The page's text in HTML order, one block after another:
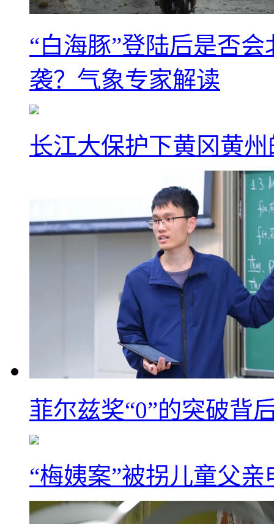
“白海豚”登陆后是否
袭？气象专家解读
长江大保护下黄冈黄
菲尔兹奖“0”的突破背
“梅姨案”被拐儿童父